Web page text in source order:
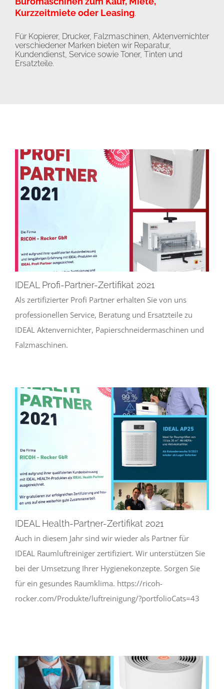
Kurzzeitmiete oder Leasing.
Für Kopierer, Drucker, Falzmaschinen, Aktenvernichter
verschiedener Marken bieten wir Reparatur,
Kundendienst, Service sowie Toner, Tinten und
Ersatzteile.
IDEAL Profi-Partner-Zertifikat 2021
Als zertifizierter Profi Partner erhalten Sie von uns
professionellen Service, Beratung und Ersatzteile zu
IDEAL Aktenvernichter, Papierschneidermaschinen und
Falzmaschinen.
IDEAL Health-Partner-Zertifikat 2021
Auch in diesem Jahr sind wir wieder als Partner für
IDEAL Raumluftreiniger zertifiziert. Wir unterstützen Sie
bei der Umsetzung Ihrer Hygienekonzepte. Sorgen Sie
für ein gesundes Raumklima. https://ricoh-
rocker.com/Produkte/luftreinigung/?portfolioCats=43